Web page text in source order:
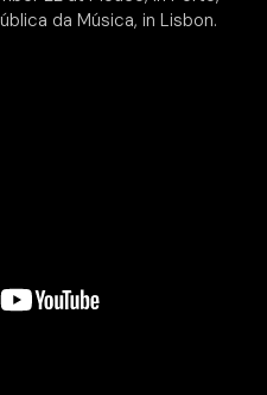
da Música, in Lisbon.